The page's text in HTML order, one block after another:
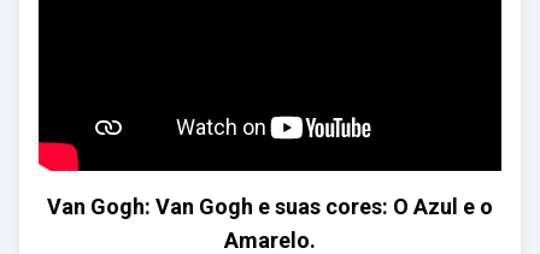
Van Gogh: Van Gogh e suas cores: O Azul e o
Amarelo.